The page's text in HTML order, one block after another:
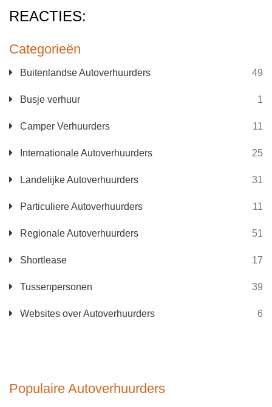
Categorieën
Buitenlandse Autoverhuurders 49
Busje verhuur 1
Camper Verhuurders 11
Internationale Autoverhuurders 25
Landelijke Autoverhuurders 31
Particuliere Autoverhuurders 11
Regionale Autoverhuurders 51
Shortlease 17
Tussenpersonen 39
Websites over Autoverhuurders 6
Populaire Autoverhuurders
REACTIES: